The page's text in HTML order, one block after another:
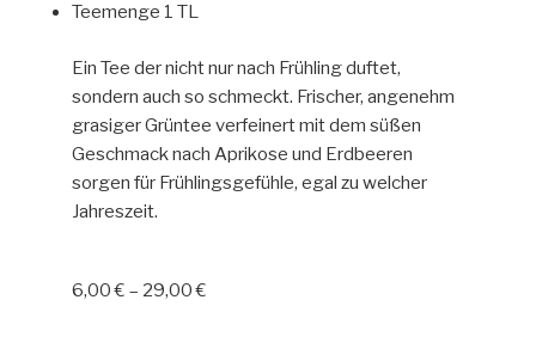
Teemenge 1 TL
Ein Tee der nicht nur nach Frühling duftet,
sondern auch so schmeckt. Frischer, angenehm
grasiger Grüntee verfeinert mit dem süßen
Geschmack nach Aprikose und Erdbeeren
sorgen für Frühlingsgefühle, egal zu welcher
Jahreszeit.
6,00€ – 29,00€